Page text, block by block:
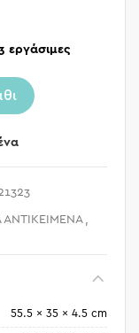
εργάσιμες
ΑΝΤΙΚΕΙΜΕΝΑ ,
55.5 × 35 × 4.5 cm